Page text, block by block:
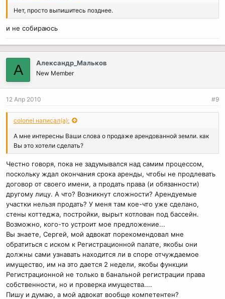
Нет, просто выпишитесь позднее.
и не собираюсь
А Александр_Мальков
New Member
12 Апр 2010 #9
colonel написал(а):
А мне интересны Ваши слова о продаже арендованной земли. как
Вы это хотели сделать?
Честно говоря, пока не задумывался над самим процессом,
поскольку ждал окончания срока аренды, чтобы не продлевать
договор от своего имени, а продать права (и обязанности)
другому лицу. А что? Возникнут сложности? Арендуемые
участки нельзя продать? У меня там кое-что уже сделано,
стены коттеджа, постройки, вырыт котлован под бассейн.
Возможно, кого-то устроит мое предложение...
Вы знаете, Сергей, мой адвокат порекомендовал мне
обратиться с иском к Регистрационной палате, якобы они
должны сами узнавать находится ли в споре отчуждаемое
имущество, им на это дается 2 недели, якобы функции
Регистрационной не только в банальной регистрации права
собственности, но и проверка имущества....
Пишу и думаю, а мой адвокат вообще компетентен?